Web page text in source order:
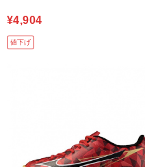
¥4,904
値下げ